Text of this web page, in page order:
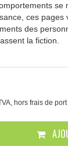
se
ces pages
des
la fiction.
hors frais de port